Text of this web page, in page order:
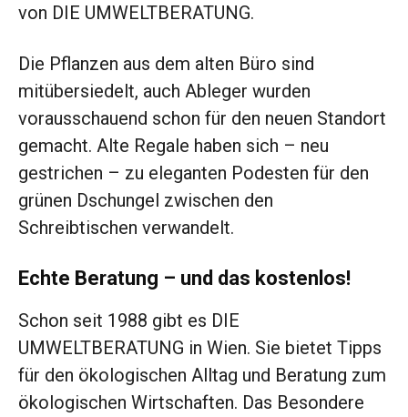
von DIE UMWELTBERATUNG.
Die Pflanzen aus dem alten Büro sind
mitübersiedelt, auch Ableger wurden
vorausschauend schon für den neuen Standort
gemacht. Alte Regale haben sich – neu
gestrichen – zu eleganten Podesten für den
grünen Dschungel zwischen den
Schreibtischen verwandelt.
Echte Beratung – und das kostenlos!
Schon seit 1988 gibt es DIE
UMWELTBERATUNG in Wien. Sie bietet Tipps
für den ökologischen Alltag und Beratung zum
ökologischen Wirtschaften. Das Besondere